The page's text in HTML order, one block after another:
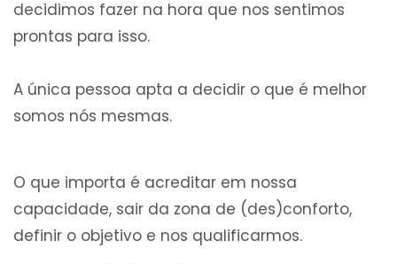
decidimos fazer na hora que nos sentimos
prontas para isso.
A única pessoa apta a decidir o que é melhor
somos nós mesmas.
O que importa é acreditar em nossa
capacidade, sair da zona de (des)conforto,
definir o objetivo e nos qualificarmos.